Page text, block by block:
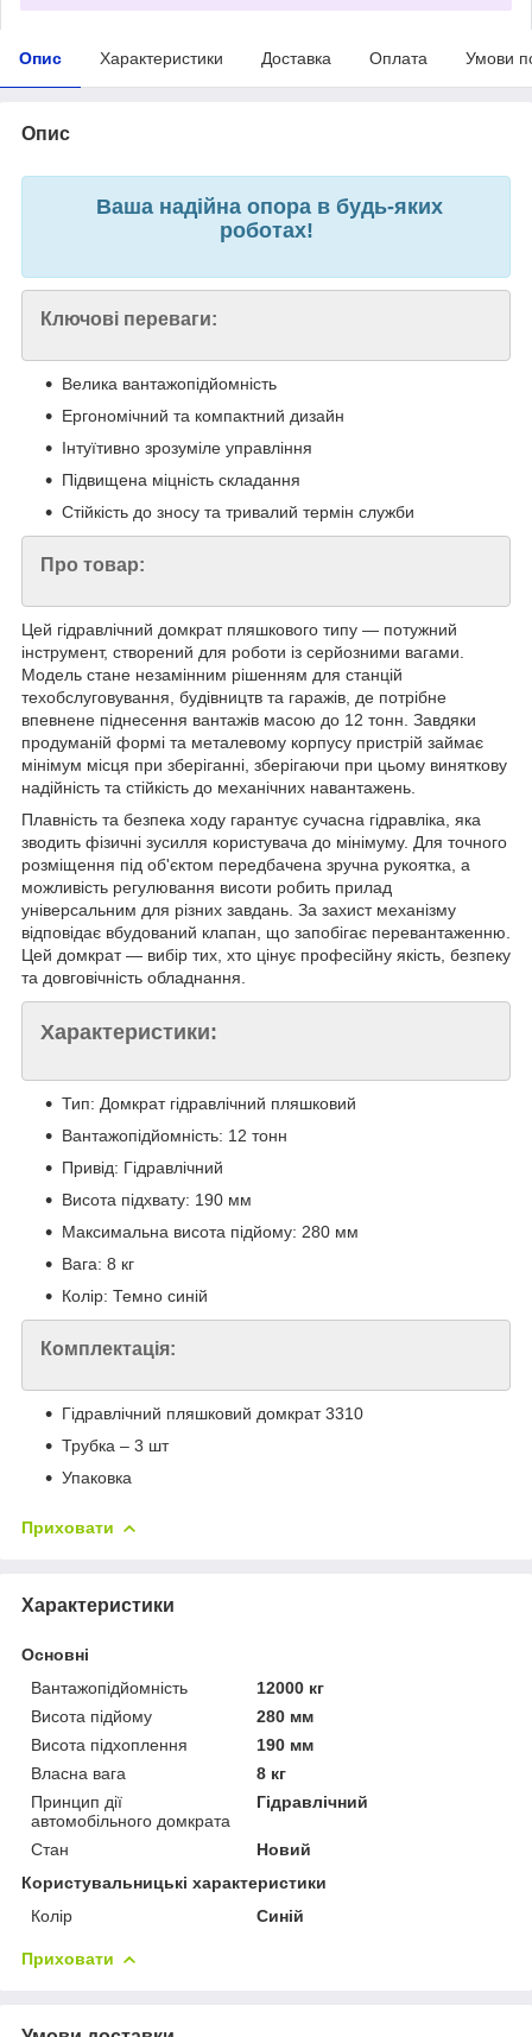
Опис Характеристики Доставка Оплата Умови
Опис
Ваша надійна опора в будь-яких
роботах!
Ключові переваги:
Велика вантажопідйомність
Ергономічний та компактний дизайн
Інтуїтивно зрозуміле управління
Підвищена міцність складання
Стійкість до зносу та тривалий термін служби
Про товар:
Цей гідравлічний домкрат пляшкового типу — потужний
інструмент, створений для роботи із серйозними вагами.
Модель стане незамінним рішенням для станцій
техобслуговування, будівництв та гаражів, де потрібне
впевнене піднесення вантажів масою до 12 тонн. Завдяки
продуманій формі та металевому корпусу пристрій займає
мінімум місця при зберіганні, зберігаючи при цьому виняткову
надійність та стійкість до механічних навантажень.
Плавність та безпека ходу гарантує сучасна гідравліка, яка
зводить фізичні зусилля користувача до мінімуму. Для точного
розміщення під об'єктом передбачена зручна рукоятка, а
можливість регулювання висоти робить прилад
універсальним для різних завдань. За захист механізму
відповідає вбудований клапан, що запобігає перевантаженню.
Цей домкрат — вибір тих, хто цінує професійну якість, безпеку
та довговічність обладнання.
Характеристики:
Тип: Домкрат гідравлічний пляшковий
Вантажопідйомність: 12 тонн
Привід: Гідравлічний
Висота підхвату: 190 мм
Максимальна висота підйому: 280 мм
Вага: 8 кг
Колір: Темно синій
Комплектація:
Гідравлічний пляшковий домкрат 3310
Трубка – 3 шт
Упаковка
Приховати
Характеристики
Основні
Вантажопідйомність
12000 кг
Висота підйому
280 мм
Висота підхоплення
190 мм
Власна вага
8 кг
Принцип дії
автомобільного домкрата
Гідравлічний
Стан
Новий
Користувальницькі характеристики
Колір
Синій
Приховати